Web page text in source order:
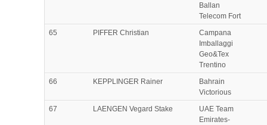
Ballan
Telecom Fort
65
PIFFER Christian
Campana
Imballaggi
Geo&Tex
Trentino
66
KEPPLINGER Rainer
Bahrain
Victorious
67
LAENGEN Vegard Stake
UAE Team
Emirates-